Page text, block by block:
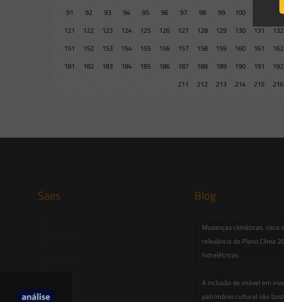
91
92 93 94 95 96 97 98 99 100 102
121
122 123 124 125 126 127 128 129 130 131 132
151
152 153 154 155 156 157 158 159 160 161 162
181
182 183 184 185 186 187 188 189 190 191 192
211
212 213 214 215 216
Saes Blog
Mudanças climáticas, risco
relevância do Plano Clima
hidrelétricas
A inclusão de imóvel em
patrimônio cultural não